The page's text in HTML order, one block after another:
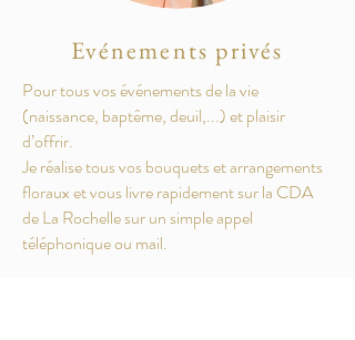
Evénements privés
Pour tous vos événements de la vie
(naissance, baptême, deuil,...) et plaisir
d’offrir.
Je réalise tous vos bouquets et arrangements
floraux et vous livre rapidement sur la CDA
de La Rochelle sur un simple appel
téléphonique ou mail.